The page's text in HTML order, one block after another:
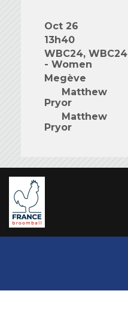
Oct 26
13h40
WBC24, WBC24
- Women
Megève
Matthew
Pryor
Matthew
Pryor